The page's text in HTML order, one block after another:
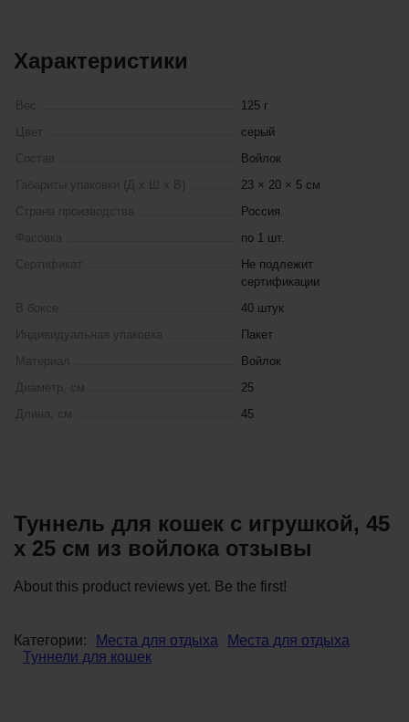
Характеристики
Вес
125 г
Цвет
серый
Состав
Войлок
Габариты упаковки (Д х Ш х В)
23 × 20 × 5 см
Страна производства
Россия
Фасовка
по 1 шт.
Сертификат
Не подлежит
сертификации
В боксе
40 штук
Индивидуальная упаковка
Пакет
Материал
Войлок
Диаметр, см
25
Длина, см
45
Туннель для кошек с игрушкой, 45
х 25 см из войлока отзывы
About this product reviews yet. Be the first!
Категории: Места для отдыха
Места для отдыха
Туннели для кошек